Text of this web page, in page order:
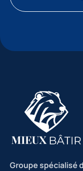
Groupe spécialisé